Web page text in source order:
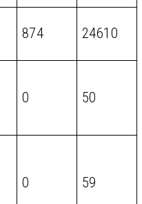
874 24610
0 50
0 59